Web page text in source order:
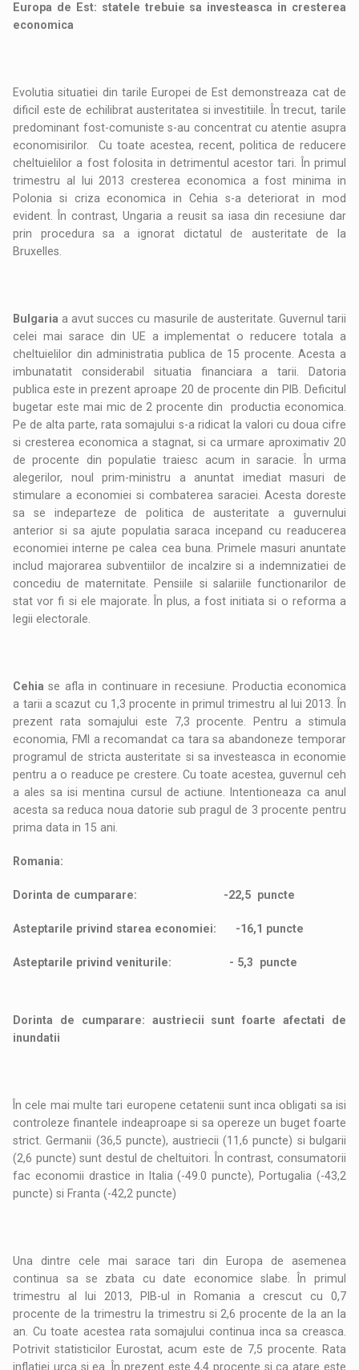
Europa de Est: statele trebuie sa investeasca in cresterea
economica
Evolutia situatiei din tarile Europei de Est demonstreaza cat de
dificil este de echilibrat austeritatea si investitiile. În trecut, tarile
predominant fost-comuniste s-au concentrat cu atentie asupra
economisirilor. Cu toate acestea, recent, politica de reducere
cheltuielilor a fost folosita in detrimentul acestor tari. În primul
trimestru al lui 2013 cresterea economica a fost minima in
Polonia si criza economica in Cehia s-a deteriorat in mod
evident. În contrast, Ungaria a reusit sa iasa din recesiune dar
prin procedura sa a ignorat dictatul de austeritate de la
Bruxelles.
Bulgaria a avut succes cu masurile de austeritate. Guvernul tarii
celei mai sarace din UE a implementat o reducere totala a
cheltuielilor din administratia publica de 15 procente. Acesta a
imbunatatit considerabil situatia financiara a tarii. Datoria
publica este in prezent aproape 20 de procente din PIB. Deficitul
bugetar este mai mic de 2 procente din productia economica.
Pe de alta parte, rata somajului s-a ridicat la valori cu doua cifre
si cresterea economica a stagnat, si ca urmare aproximativ 20
de procente din populatie traiesc acum in saracie. În urma
alegerilor, noul prim-ministru a anuntat imediat masuri de
stimulare a economiei si combaterea saraciei. Acesta doreste
sa se indeparteze de politica de austeritate a guvernului
anterior si sa ajute populatia saraca incepand cu readucerea
economiei interne pe calea cea buna. Primele masuri anuntate
includ majorarea subventiilor de incalzire si a indemnizatiei de
concediu de maternitate. Pensiile si salariile functionarilor de
stat vor fi si ele majorate. În plus, a fost initiata si o reforma a
legii electorale.
Cehia se afla in continuare in recesiune. Productia economica
a tarii a scazut cu 1,3 procente in primul trimestru al lui 2013. În
prezent rata somajului este 7,3 procente. Pentru a stimula
economia, FMI a recomandat ca tara sa abandoneze temporar
programul de stricta austeritate si sa investeasca in economie
pentru a o readuce pe crestere. Cu toate acestea, guvernul ceh
a ales sa isi mentina cursul de actiune. Intentioneaza ca anul
acesta sa reduca noua datorie sub pragul de 3 procente pentru
prima data in 15 ani.
Romania:
Dorinta de cumparare: -22,5 puncte
Asteptarile privind starea economiei: -16,1 puncte
Asteptarile privind veniturile: - 5,3 puncte
Dorinta de cumparare: austriecii sunt foarte afectati de
inundatii
În cele mai multe tari europene cetatenii sunt inca obligati sa isi
controleze finantele indeaproape si sa opereze un buget foarte
strict. Germanii (36,5 puncte), austriecii (11,6 puncte) si bulgarii
(2,6 puncte) sunt destul de cheltuitori. În contrast, consumatorii
fac economii drastice in Italia (-49.0 puncte), Portugalia (-43,2
puncte) si Franta (-42,2 puncte)
Una dintre cele mai sarace tari din Europa de asemenea
continua sa se zbata cu date economice slabe. În primul
trimestru al lui 2013, PIB-ul in Romania a crescut cu 0,7
procente de la trimestru la trimestru si 2,6 procente de la an la
an. Cu toate acestea rata somajului continua inca sa creasca.
Potrivit statisticilor Eurostat, acum este de 7,5 procente. Rata
inflatiei urca si ea. În prezent este 4,4 procente si ca atare este